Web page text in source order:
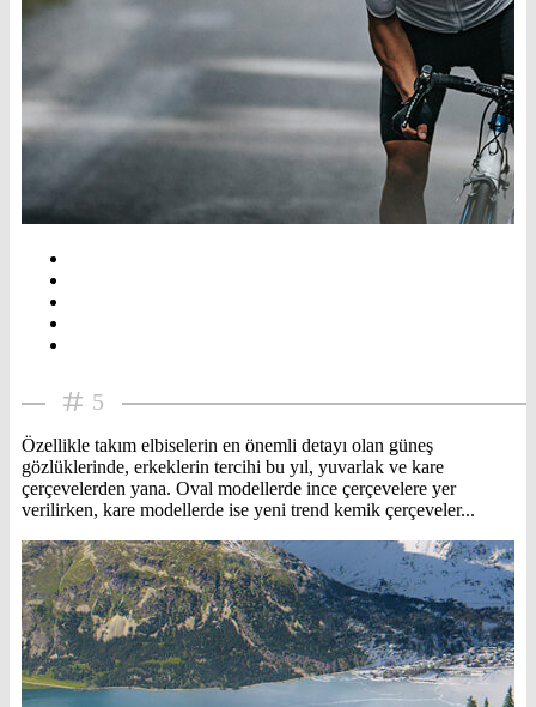
5
Özellikle takım elbiselerin en önemli detayı olan güneş
gözlüklerinde, erkeklerin tercihi bu yıl, yuvarlak ve kare
çerçevelerden yana. Oval modellerde ince çerçevelere yer
verilirken, kare modellerde ise yeni trend kemik çerçeveler...